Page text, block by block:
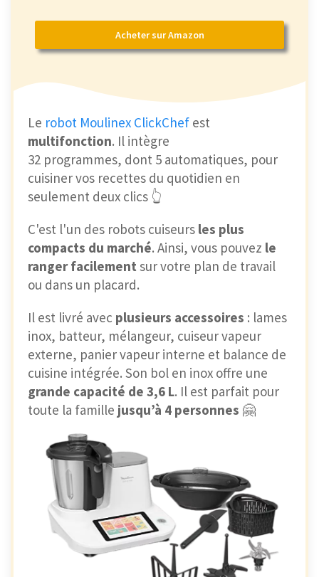
Acheter sur Amazon
Le robot Moulinex ClickChef est
multifonction. Il intègre
32 programmes, dont 5 automatiques, pour
cuisiner vos recettes du quotidien en
seulement deux clics 👆
C'est l'un des robots cuiseurs les plus
compacts du marché. Ainsi, vous pouvez le
ranger facilement sur votre plan de travail
ou dans un placard.
Il est livré avec plusieurs accessoires : lames
inox, batteur, mélangeur, cuiseur vapeur
externe, panier vapeur interne et balance de
cuisine intégrée. Son bol en inox offre une
grande capacité de 3,6 L. Il est parfait pour
toute la famille jusqu’à 4 personnes 🤗